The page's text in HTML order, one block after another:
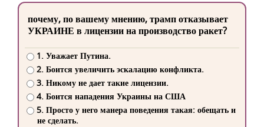
почему, по вашему мнению, трамп отказывает
УКРАИНЕ в лицензии на производство ракет?
1. Уважает Путина.
2. Боится увеличить эскалацию конфликта.
3. Никому не дает такие лицензии.
4. Боится нападения Украины на США
5. Просто у него манера поведения такая: обещать и
не сделать.